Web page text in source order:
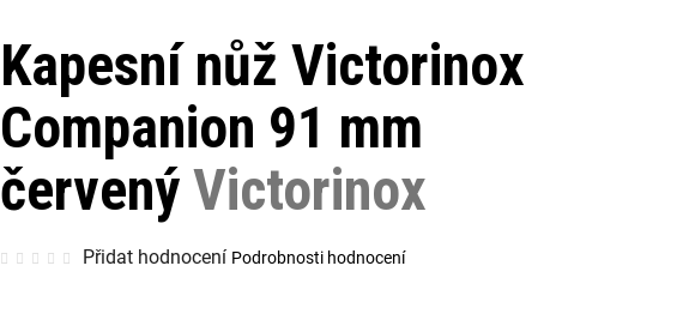
Kapesní nůž Victorinox
Companion 91 mm
červenýVictorinox
Průměrné
hodnocení
Přidat hodnocení Podrobnosti hodnocení